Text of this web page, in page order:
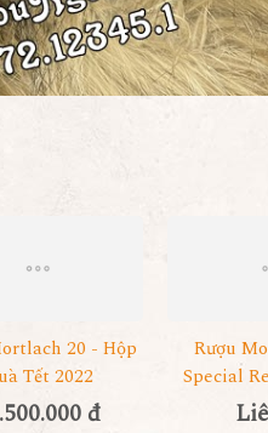
20 - Hộp
Tết 2022
đ
Rượu
Special